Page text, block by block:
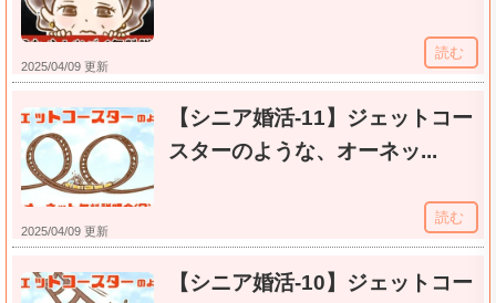
2025/04/09 更新
読む
2025/04/09 更新
【シニア婚活-11】ジェットコー
スターのような、オーネッ...
読む
【シニア婚活-10】ジェットコー